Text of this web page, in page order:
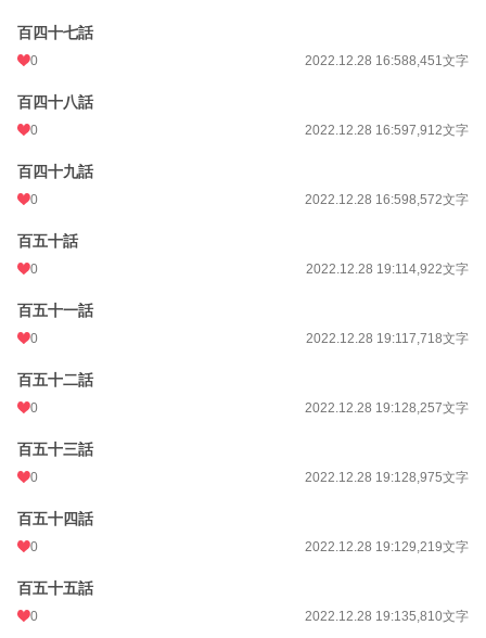
百四十七話
0 2022.12.28 16:588,451文字
百四十八話
0 2022.12.28 16:597,912文字
百四十九話
0 2022.12.28 16:598,572文字
百五十話
0 2022.12.28 19:114,922文字
百五十一話
0 2022.12.28 19:117,718文字
百五十二話
0 2022.12.28 19:128,257文字
百五十三話
0 2022.12.28 19:128,975文字
百五十四話
0 2022.12.28 19:129,219文字
百五十五話
0 2022.12.28 19:135,810文字